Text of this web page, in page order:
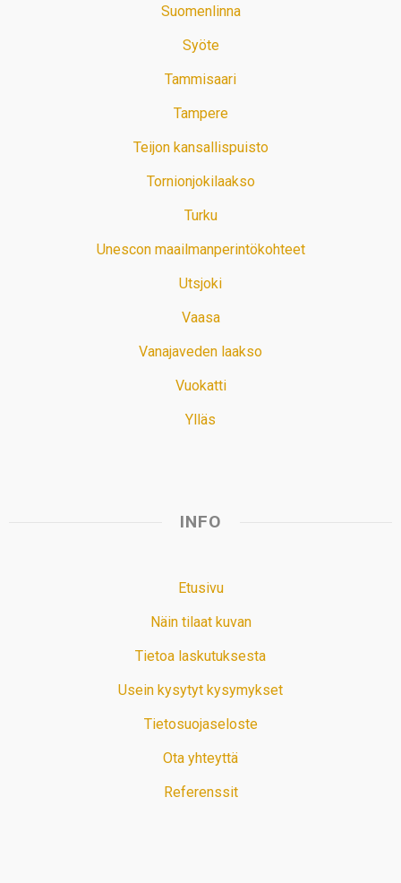
Suomenlinna
Syöte
Tammisaari
Tampere
Teijon kansallispuisto
Tornionjokilaakso
Turku
Unescon maailmanperintökohteet
Utsjoki
Vaasa
Vanajaveden laakso
Vuokatti
Ylläs
INFO
Etusivu
Näin tilaat kuvan
Tietoa laskutuksesta
Usein kysytyt kysymykset
Tietosuojaseloste
Ota yhteyttä
Referenssit